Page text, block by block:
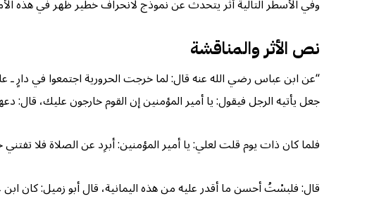
وفي الأسطر التالية أثر يتحدث عن نموذج لانحراف خطير ظهر في هذه
نص الأثر والمناقشة
“عن ابن عباس رضي الله عنه قال: لما خرجت الحرورية اجتمعوا في دارٍ
جعل يأتيه الرجل فيقول: يا أمير المؤمنين إن القوم خارجون عليك،
فلما كان ذات يوم قلت لعلي: يا أمير المؤمنين: أبرِد عن الصلاة فلا
قال: فلبسْتُ أحسن ما أقدر عليه من هذه اليمانية، قال أبو زميل: كان